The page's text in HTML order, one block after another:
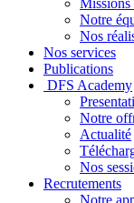
Notre
Nos
Nos services
Publications
DFS Academy
Notre
Actualité
Nos
Recrutements
Notre